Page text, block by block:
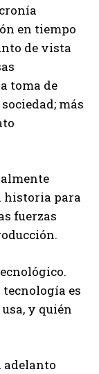
en tiempo
de vista
toma de
más
historia para
fuerzas
es
y quién
adelanto